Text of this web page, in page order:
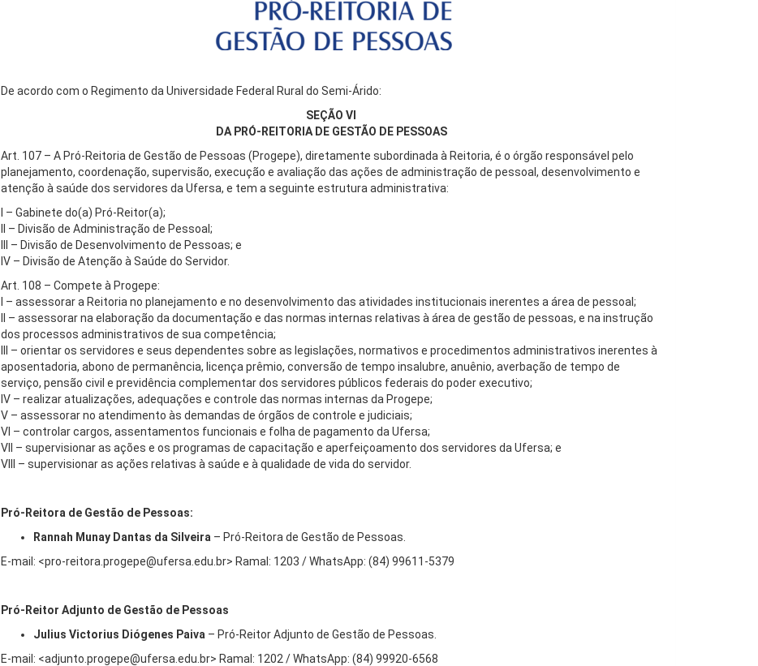
De acordo com o Regimento da Universidade Federal Rural do Semi-Árido:
SEÇÃO VI
DA PRÓ-REITORIA DE GESTÃO DE PESSOAS
Art. 107 – A Pró-Reitoria de Gestão de Pessoas (Progepe), diretamente subordinada à Reitoria, é o órgão responsável pelo
planejamento, coordenação, supervisão, execução e avaliação das ações de administração de pessoal, desenvolvimento e
atenção à saúde dos servidores da Ufersa, e tem a seguinte estrutura administrativa:
I – Gabinete do(a) Pró-Reitor(a);
II – Divisão de Administração de Pessoal;
III – Divisão de Desenvolvimento de Pessoas; e
IV – Divisão de Atenção à Saúde do Servidor.
Art. 108 – Compete à Progepe:
I – assessorar a Reitoria no planejamento e no desenvolvimento das atividades institucionais inerentes a área de pessoal;
II – assessorar na elaboração da documentação e das normas internas relativas à área de gestão de pessoas, e na instrução
dos processos administrativos de sua competência;
III – orientar os servidores e seus dependentes sobre as legislações, normativos e procedimentos administrativos inerentes à
aposentadoria, abono de permanência, licença prêmio, conversão de tempo insalubre, anuênio, averbação de tempo de
serviço, pensão civil e previdência complementar dos servidores públicos federais do poder executivo;
IV – realizar atualizações, adequações e controle das normas internas da Progepe;
V – assessorar no atendimento às demandas de órgãos de controle e judiciais;
VI – controlar cargos, assentamentos funcionais e folha de pagamento da Ufersa;
VII – supervisionar as ações e os programas de capacitação e aperfeiçoamento dos servidores da Ufersa; e
VIII – supervisionar as ações relativas à saúde e à qualidade de vida do servidor.
Pró-Reitora de Gestão de Pessoas:
Rannah Munay Dantas da Silveira – Pró-Reitora de Gestão de Pessoas.
E-mail: <pro-reitora.progepe@ufersa.edu.br> Ramal: 1203 / WhatsApp: (84) 99611-5379
Pró-Reitor Adjunto de Gestão de Pessoas
Julius Victorius Diógenes Paiva – Pró-Reitor Adjunto de Gestão de Pessoas.
E-mail: <adjunto.progepe@ufersa.edu.br> Ramal: 1202 / WhatsApp: (84) 99920-6568